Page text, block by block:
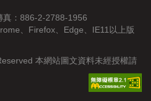
：886-2-2788-1956
、Firefox、Edge、IE11以上版
本網站圖文資料未經授權請